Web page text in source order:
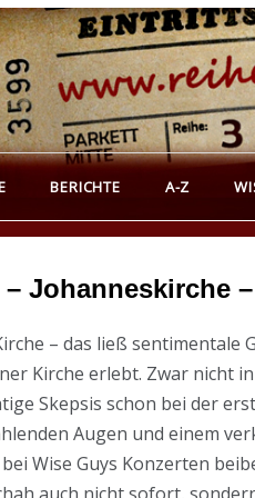
über Groß- und
BERICHTE A-Z
–
– das ließ
Kirche erlebt. Zwar nicht
Skepsis schon bei der
Augen und einem
Wise Guys Konzerten
auch nicht sofort,